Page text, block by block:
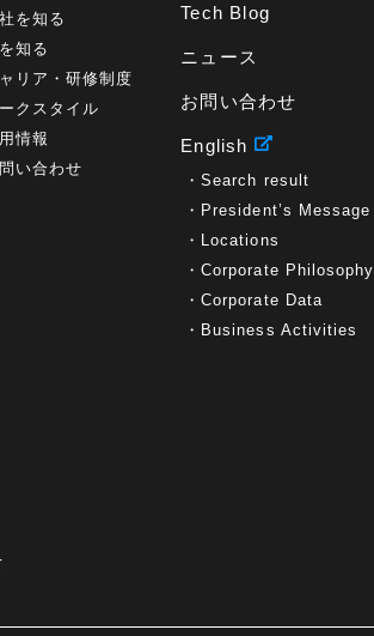
を知る
知る
リア・研修制度
クスタイル
情報
い合わせ
Tech Blog
ニュース
お問い合わせ
English
Search result
President’s Message
Locations
Corporate Philosophy
Corporate Data
Business Activities